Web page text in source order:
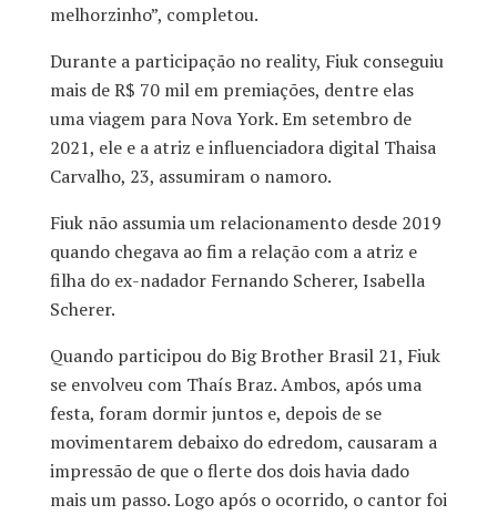
melhorzinho”, completou.
Durante a participação no reality, Fiuk conseguiu
mais de R$ 70 mil em premiações, dentre elas
uma viagem para Nova York. Em setembro de
2021, ele e a atriz e influenciadora digital Thaisa
Carvalho, 23, assumiram o namoro.
Fiuk não assumia um relacionamento desde 2019
quando chegava ao fim a relação com a atriz e
filha do ex-nadador Fernando Scherer, Isabella
Scherer.
Quando participou do Big Brother Brasil 21, Fiuk
se envolveu com Thaís Braz. Ambos, após uma
festa, foram dormir juntos e, depois de se
movimentarem debaixo do edredom, causaram a
impressão de que o flerte dos dois havia dado
mais um passo. Logo após o ocorrido, o cantor foi